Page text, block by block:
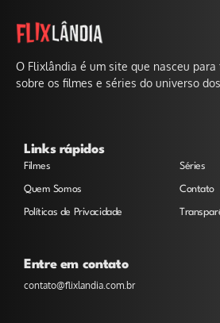
O Flixlândia é um site que nasceu
sobre os filmes e séries do universo
Links rápidos
Filmes Séries
Quem Somos Contato
Políticas de Privacidade
Entre em contato
contato@flixlandia.com.br